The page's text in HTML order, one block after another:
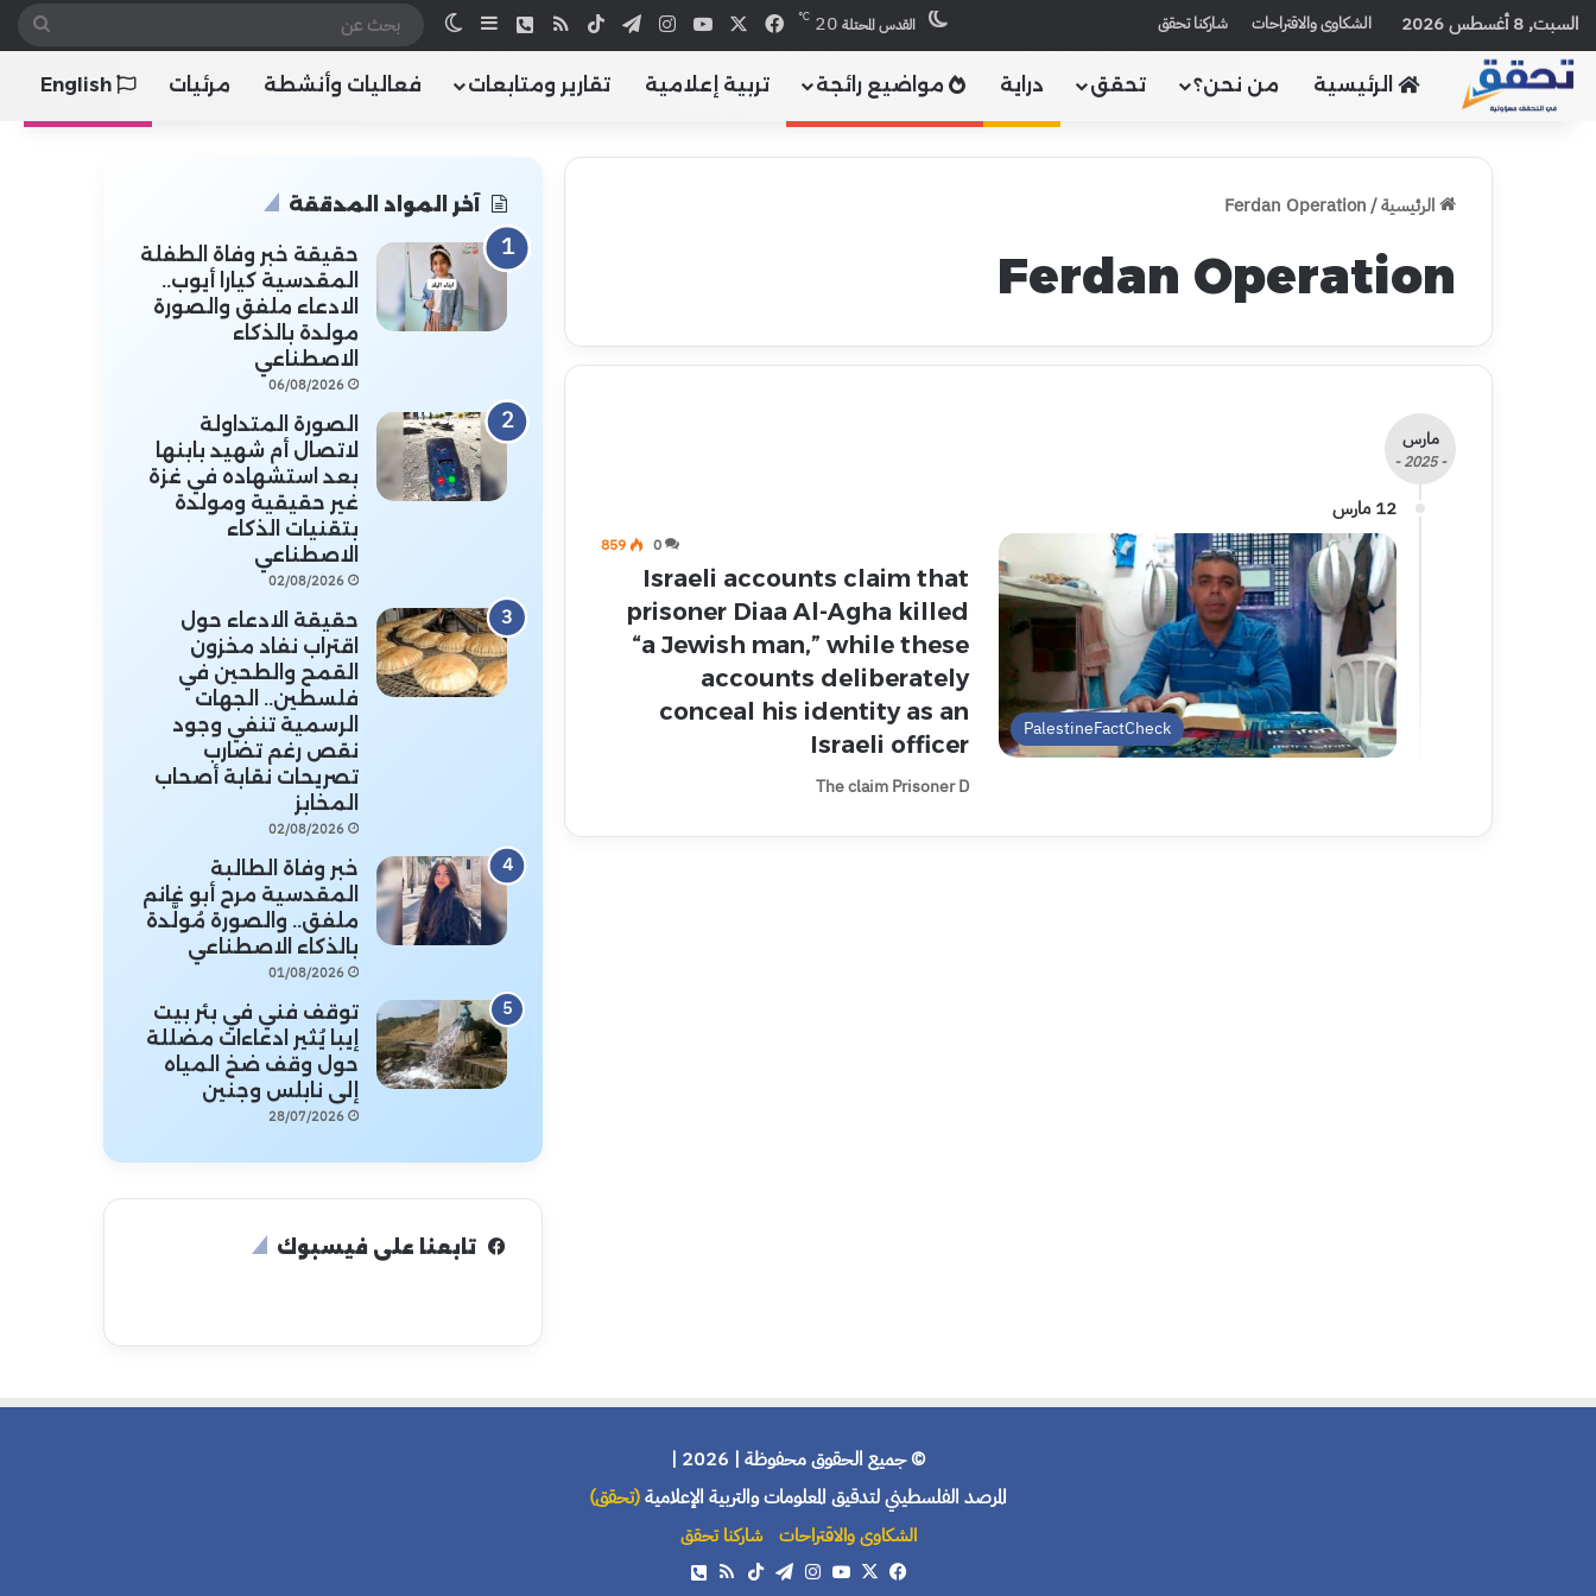
السبت, 8 أغسطس 2026 الشكاوى والاقتراحات شاركنا تحقق القدس المحتلة 20
℃ فيسبوك يوتيوب انستقرامتيلقرام ‫TikTok ملخص الموقع RSS
هاتف إضافة عمود جانبي
الوضع المظلم
الرئيسية من نحن؟ تحقق دراية مواضيع رائجة تربية إعلامية تقارير ومتابعات فعاليات وأنشطة مرئيات
الرئيسية/
Ferdan Operation
Ferdan Operation
مارس
- 2025 -
12 مارس
PalestineFactCheck
0
859
Israeli accounts claim that
prisoner Diaa Al-Agha killed
“a Jewish man,” while these
accounts deliberately
conceal his identity as an
Israeli officer
The claim Prisoner D
آخر المواد المدققة
حقيقة خبر وفاة الطفلة
المقدسية كيارا أيوب..
الادعاء ملفق والصورة
مولدة بالذكاء
الاصطناعي
06/08/2026
الصورة المتداولة
لاتصال أم شهيد بابنها
بعد استشهاده في غزة
غير حقيقية ومولدة
بتقنيات الذكاء
الاصطناعي
02/08/2026
حقيقة الادعاء حول
اقتراب نفاد مخزون
القمح والطحين في
فلسطين.. الجهات
الرسمية تنفي وجود
نقص رغم تضارب
تصريحات نقابة أصحاب
المخابز
02/08/2026
خبر وفاة الطالبة
المقدسية مرح أبو غانم
ملفق.. والصورة مُولَّدة
بالذكاء الاصطناعي
01/08/2026
توقف فني في بئر بيت
إيبا يُثير ادعاءات مضللة
حول وقف ضخ المياه
إلى نابلس وجنين
28/07/2026
تابعنا على فيسبوك
© جميع الحقوق محفوظة | 2026 |
المرصد الفلسطيني لتدقيق المعلومات والتربية الإعلامية(تحقق)
الشكاوى والاقتراحات
شاركنا تحقق
فيسبوك
X يوتيوبانستقرامتيلقرام‫TikTokملخص